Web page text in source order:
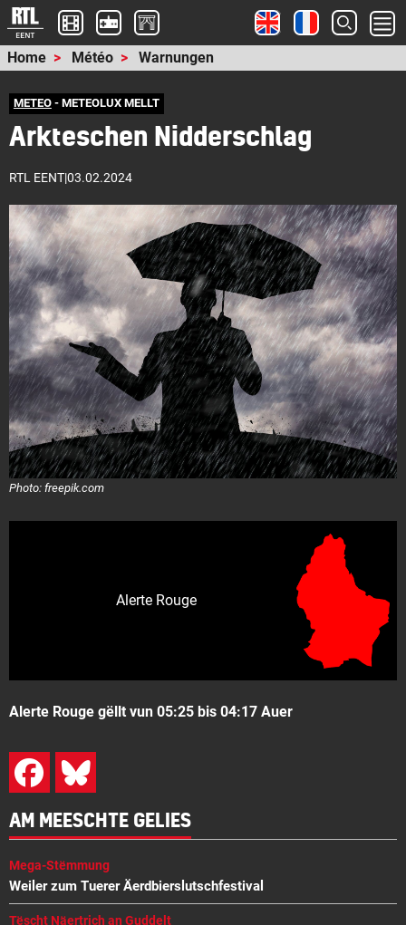
Home Météo Warnungen
METEO- METEOLUX MELLT
Arkteschen Nidderschlag
RTL EENT|03.02.2024
Photo: freepik.com
Alerte Rouge
Alerte Rouge gëllt vun 05:25 bis 04:17 Auer
AM MEESCHTE GELIES
Mega-Stëmmung
Weiler zum Tuerer Äerdbierslutschfestival
Tëscht Näertrich an Guddelt